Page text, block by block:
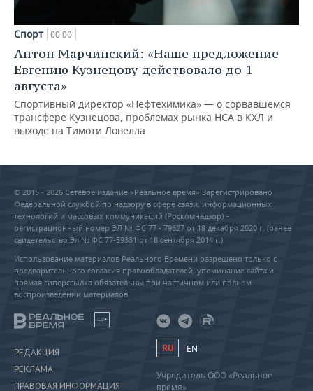
Спорт 00:00
Антон Марчинский: «Наше предложение
Евгению Кузнецову действовало до 1
августа»
Спортивный директор «Нефтехимика» — о сорвавшемся
трансфере Кузнецова, проблемах рынка НСА в КХЛ и
выходе на Тимоти Ловелла
© 2015 - 2026 Сетевое издание «Реальное время» Зарегистрировано
Федеральной службой по надзору в сфере связи, информационных
технологий и массовых коммуникаций (Роскомнадзор) –
регистрационный номер ЭЛ № ФС 77 - 79627 от 18 декабря 2020 г. (ранее
свидетельство Эл № ФС 77-59331 от 18 сентября 2014 г.)
Использование материалов Реального Времени разрешено только с
предварительного согласия правообладателей, упоминание сайта и
прямая гиперссылка обязательны при частичном или полном
воспроизведении материалов.
18+
РЕДАКЦИЯ
РЕКЛАМА
ПРАВОВАЯ ИНФОРМАЦИЯ
RU EN
Учредитель ООО «Реальное
время»